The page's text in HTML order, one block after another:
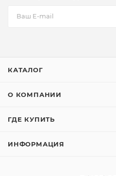
КАТАЛОГ
О КОМПАНИИ
ГДЕ КУПИТЬ
ИНФОРМАЦИЯ